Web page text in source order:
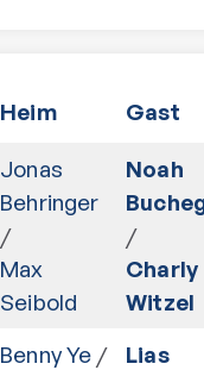
Heim Gast
Jonas
Behringer
/
Max
Seibold
Noah
/
Charly
Witzel
Benny Ye /
Lias